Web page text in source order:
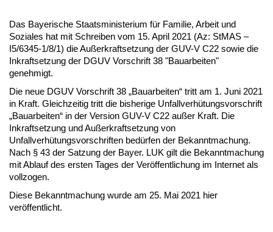
Das Bayerische Staatsministerium für Familie, Arbeit und
Soziales hat mit Schreiben vom 15. April 2021 (Az: StMAS –
I5/6345-1/8/1) die Außerkraftsetzung der GUV-V C22 sowie die
Inkraftsetzung der DGUV Vorschrift 38 "Bauarbeiten"
genehmigt.
Die neue DGUV Vorschrift 38 „Bauarbeiten“ tritt am 1. Juni 2021
in Kraft. Gleichzeitig tritt die bisherige Unfallverhütungsvorschrift
„Bauarbeiten“ in der Version GUV-V C22 außer Kraft. Die
Inkraftsetzung und Außerkraftsetzung von
Unfallverhütungsvorschriften bedürfen der Bekanntmachung.
Nach § 43 der Satzung der Bayer. LUK gilt die Bekanntmachung
mit Ablauf des ersten Tages der Veröffentlichung im Internet als
vollzogen.
Diese Bekanntmachung wurde am 25. Mai 2021 hier
veröffentlicht.